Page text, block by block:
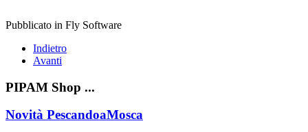
Pubblicato in Fly Software
Indietro
Avanti
PIPAM Shop ...
Novità PescandoaMosca